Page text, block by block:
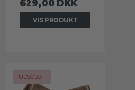
629,00 DKK
VIS PRODUKT
UDSOLGT